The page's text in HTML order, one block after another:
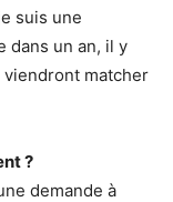
suis une
dans un an, il y
viendront matcher
?
demande à